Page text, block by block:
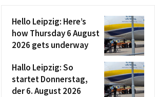
Hello Leipzig: Here’s
how Thursday 6 August
2026 gets underway
Hallo Leipzig: So
startet Donnerstag,
der 6. August 2026